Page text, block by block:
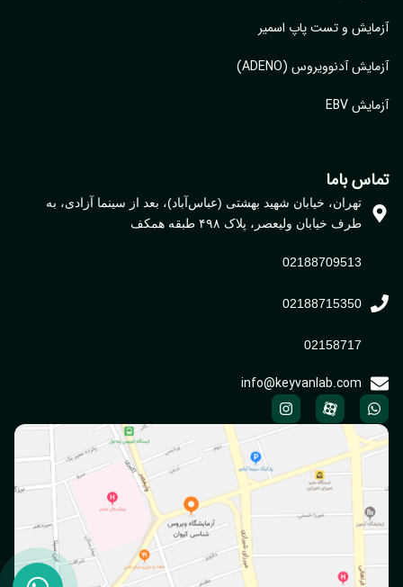
آزمایش و تست پاپ اسمیر
آزمایش آدنوویروس (ADENO)
آزمایش EBV
تماس باما
تهران، خیابان شهید بهشتی (عباس‌آباد)، بعد از سینما آزادی، به
طرف خیابان ولیعصر، پلاک ۴۹۸ طبقه همکف
02188709513
02188715350
02158717
info@keyvanlab.com